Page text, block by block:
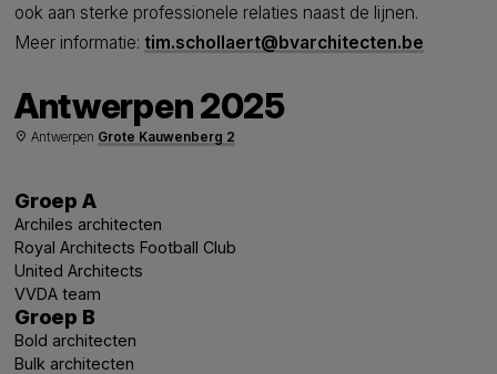
ook aan sterke professionele relaties naast de lijnen.
Meer informatie: tim.schollaert@bvarchitecten.be
Antwerpen 2025
place Antwerpen Grote Kauwenberg 2
Groep A
Archiles architecten
Royal Architects Football Club
United Architects
VVDA team
Groep B
Bold architecten
Bulk architecten